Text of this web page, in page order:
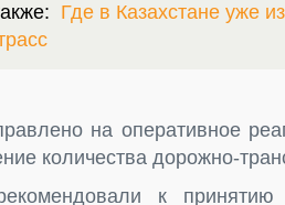
Где в Казахстане уже
на оперативное
количества дорожно-
к